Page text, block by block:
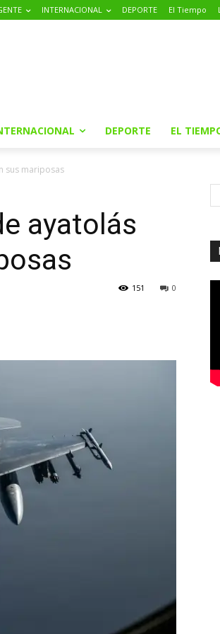
INTERNACIONAL DEPORTE El Tiempo
DEPORTE EL
sus mariposas
ayatolás
0
151